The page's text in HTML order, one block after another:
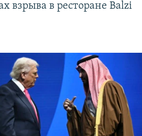
взрыва в ресторане Balzi